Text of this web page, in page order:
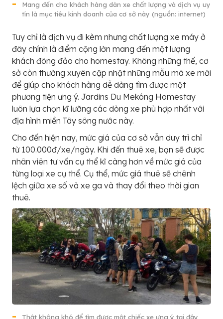
Mang đến cho khách hàng dàn xe chất lượng và dịch vụ uy
tín là mục tiêu kinh doanh của cơ sở này (nguồn: internet)
Tuy chỉ là dịch vụ đi kèm nhưng chất lượng xe máy ở
đây chính là điểm cộng lớn mang đến một lượng
khách đông đảo cho homestay. Không những thế, cơ
sở còn thường xuyên cập nhật những mẫu mã xe mới
để giúp cho khách hàng dễ dàng tìm được một
phương tiện ưng ý. Jardins Du Mekóng Homestay
luôn lựa chọn kĩ lưỡng các dòng xe phù hợp nhất với
địa hình miền Tây sông nước này.
Cho đến hiện nay, mức giá của cơ sở vẫn duy trì chỉ
từ 100.000đ/xe/ngày. Khi đến thuê xe, bạn sẽ được
nhân viên tư vấn cụ thể kĩ càng hơn về mức giá của
từng loại xe cụ thể. Cụ thể, mức giá thuê sẽ chênh
lệch giữa xe số và xe ga và thay đổi theo thời gian
thuê.
Thật không khó để tìm được một chiếc xe ưng ý tại đây